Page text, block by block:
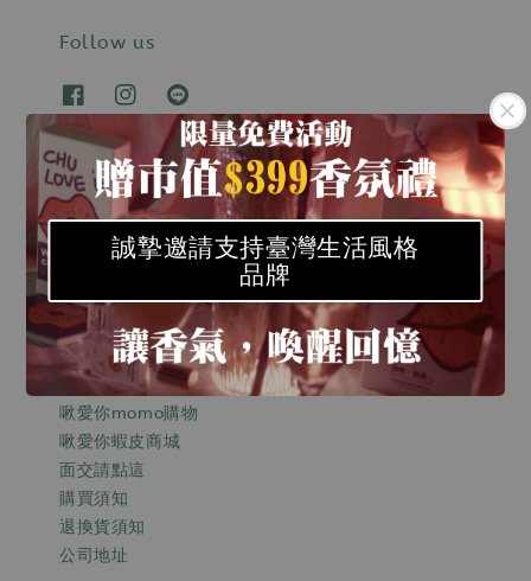
誠摯邀請支持臺灣生活風格
品牌
Follow us
We accept
Quick links
關於啾愛你
啾愛你momo購物
啾愛你蝦皮商城
面交請點這
購買須知
退換貨須知
公司地址